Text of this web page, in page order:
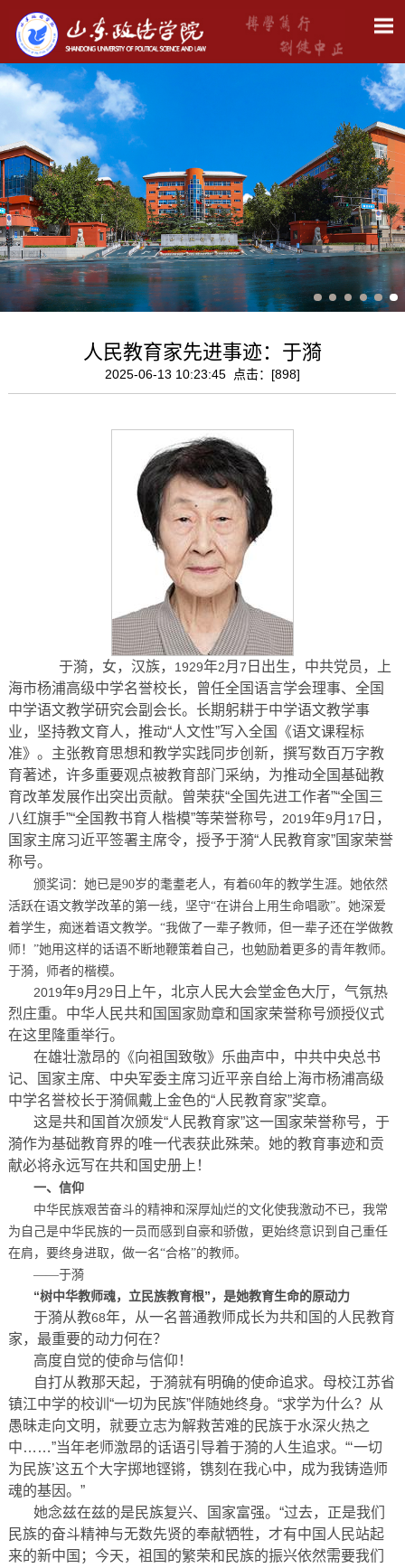
人民教育家先进事迹：于漪
2025-06-13 10:23:45 点击：[898]
于漪，女，汉族， 1929年2月 7 日出生，中共党员，上
海市杨浦高级中学名誉校长，曾任全国语言学会理事、全国
中学语文教学研究会副会长。长期躬耕于中学语文教学事
业，坚持教文育人，推动“人文性”写入全国《语文课程标
准》。主张教育思想和教学实践同步创新，撰写数百万字教
育著述，许多重要观点被教育部门采纳，为推动全国基础教
育改革发展作出突出贡献。曾荣获“全国先进工作者”“全国三
八红旗手”“全国教书育人楷模”等荣誉称号， 2019年9月 17 日，
国家主席习近平签署主席令，授予于漪“人民教育家”国家荣誉
称号。
颁奖词：她已是90岁的耄耋老人，有着60年的教学生涯。她依然
活跃在语文教学改革的第一线，坚守“在讲台上用生命唱歌”。她深爱
着学生，痴迷着语文教学。“我做了一辈子教师，但一辈子还在学做教
师！”她用这样的话语不断地鞭策着自己，也勉励着更多的青年教师。
于漪，师者的楷模。
2019年9月 29 日上午，北京人民大会堂金色大厅，气氛热
烈庄重。中华人民共和国国家勋章和国家荣誉称号颁授仪式
在这里隆重举行。
在雄壮激昂的《向祖国致敬》乐曲声中，中共中央总书
记、国家主席、中央军委主席习近平亲自给上海市杨浦高级
中学名誉校长于漪佩戴上金色的“人民教育家”奖章。
这是共和国首次颁发“人民教育家”这一国家荣誉称号，于
漪作为基础教育界的唯一代表获此殊荣。她的教育事迹和贡
献必将永远写在共和国史册上！
一、信仰
中华民族艰苦奋斗的精神和深厚灿烂的文化使我激动不已，我常
为自己是中华民族的一员而感到自豪和骄傲，更始终意识到自己重任
在肩，要终身进取，做一名“合格”的教师。
——于漪
“树中华教师魂，立民族教育根”，是她教育生命的原动力
于漪从教68年，从一名普通教师成长为共和国的人民教育
家，最重要的动力何在？
高度自觉的使命与信仰！
自打从教那天起，于漪就有明确的使命追求。母校江苏省
镇江中学的校训“一切为民族”伴随她终身。“求学为什么？从
愚昧走向文明，就要立志为解救苦难的民族于水深火热之
中……”当年老师激昂的话语引导着于漪的人生追求。“‘一切
为民族’这五个大字掷地铿锵，镌刻在我心中，成为我铸造师
魂的基因。”
她念兹在兹的是民族复兴、国家富强。“过去，正是我们
民族的奋斗精神与无数先贤的奉献牺牲，才有中国人民站起
来的新中国；今天，祖国的繁荣和民族的振兴依然需要我们